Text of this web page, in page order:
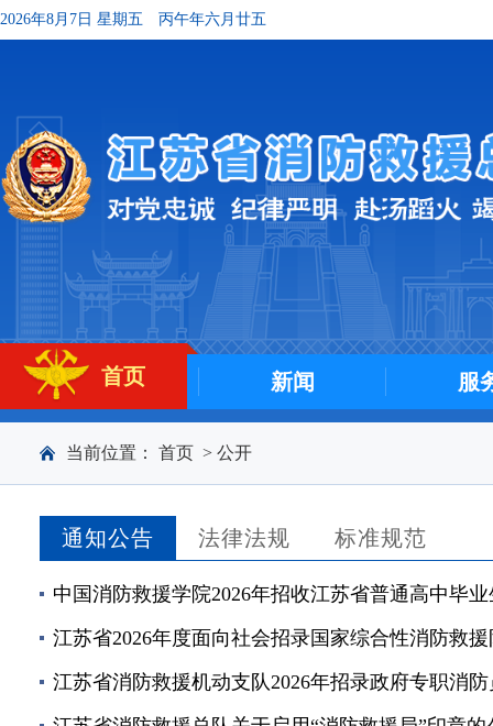
2026年8月7日 星期五 丙午年六月廿五
首页 新闻 服
当前位置： 首页 > 公开
通知公告 法律法规 标准规范
中国消防救援学院2026年招收江苏省普通高中毕
江苏省2026年度面向社会招录国家综合性消防救
江苏省消防救援机动支队2026年招录政府专职消